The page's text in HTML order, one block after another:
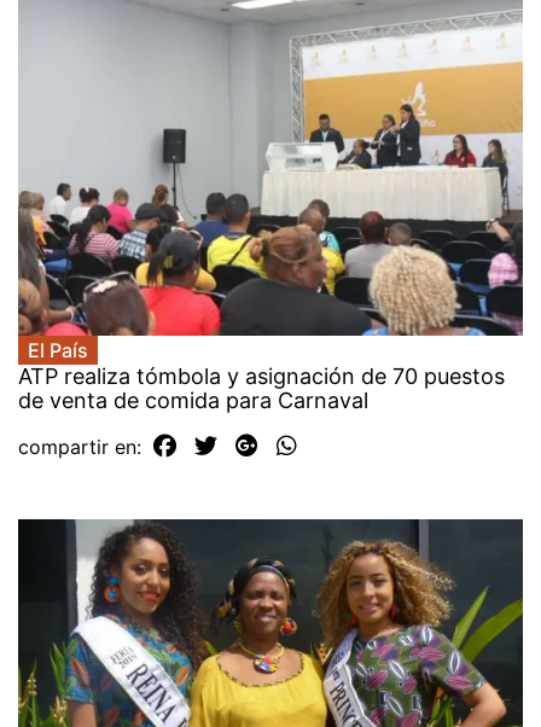
El País
ATP realiza tómbola y asignación de 70 puestos
de venta de comida para Carnaval
compartir en: